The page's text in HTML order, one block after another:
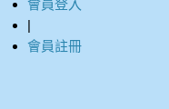
會員登入
|
會員註冊